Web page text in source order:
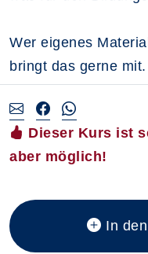
Wer eigenes
bringt das gerne mit.
Dieser Kurs ist
aber möglich!
In